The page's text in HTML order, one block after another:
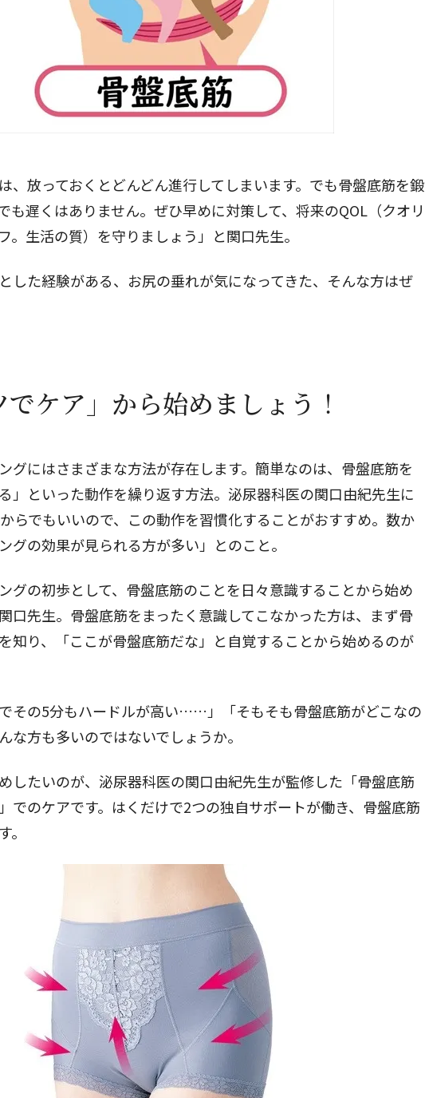
、放っておくとどんどん進行してしまいます。でも骨盤底筋を鍛
も遅くはありません。ぜひ早めに対策して、将来のQOL（クオリ
。生活の質）を守りましょう」と関口先生。
した経験がある、お尻の垂れが気になってきた、そんな方はぜ
でケア」から始めましょう！
グにはさまざまな方法が存在します。簡単なのは、骨盤底筋を
」といった動作を繰り返す方法。泌尿器科医の関口由紀先生に
らでもいいので、この動作を習慣化することがおすすめ。数か
グの効果が見られる方が多い」とのこと。
グの初歩として、骨盤底筋のことを日々意識することから始め
口先生。骨盤底筋をまったく意識してこなかった方は、まず骨
知り、「ここが骨盤底筋だな」と自覚することから始めるのが
その5分もハードルが高い……」「そもそも骨盤底筋がどこなの
な方も多いのではないでしょうか。
したいのが、泌尿器科医の関口由紀先生が監修した「骨盤底筋
」でのケアです。はくだけで2つの独自サポートが働き、骨盤底筋
閉じる